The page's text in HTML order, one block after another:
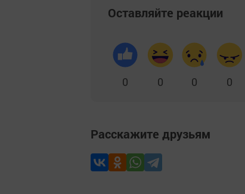
Оставляйте реакции
0 0 0 0
Расскажите друзьям